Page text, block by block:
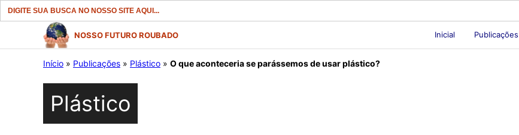
Search
for:
conteúdo
NOSSO FUTURO ROUBADO Inicial Publicações
Início » Publicações » Plástico » O que aconteceria se parássemos de usar plástico?
Plástico